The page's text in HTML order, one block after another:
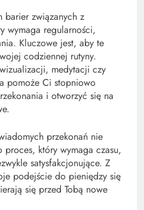
barier związanych z
wymaga regularności,
Kluczowe jest, aby te
codziennej rutyny.
medytacji czy
pomoże Ci stopniowo
i otworzyć się na
przekonań nie
proces, który wymaga czasu,
satysfakcjonujące. Z
podejście do pieniędzy się
się przed Tobą nowe